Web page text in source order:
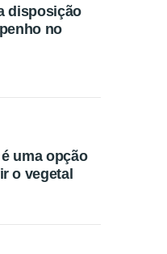
disposição
no
uma opção
o vegetal